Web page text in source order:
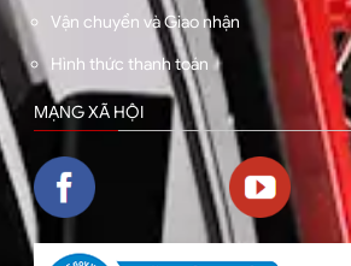
Vận chuyển và Giao nhận
Hình thức thanh toán
MẠNG XÃ HỘI